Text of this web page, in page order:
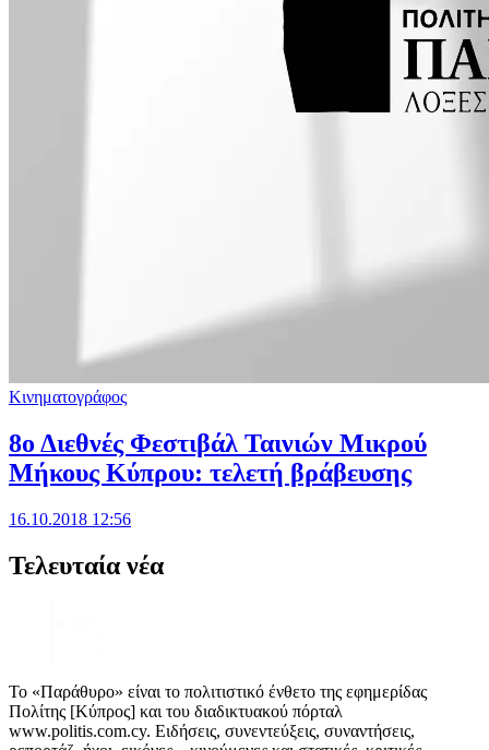
Κινηματογράφος
8ο Διεθνές Φεστιβάλ Ταινιών Μικρού
Μήκους Κύπρου: τελετή βράβευσης
16.10.2018 12:56
Τελευταία νέα
Το «Παράθυρο» είναι το πολιτιστικό ένθετο της εφημερίδας
Πολίτης [Κύπρος] και του διαδικτυακού πόρταλ
www.politis.com.cy. Ειδήσεις, συνεντεύξεις, συναντήσεις,